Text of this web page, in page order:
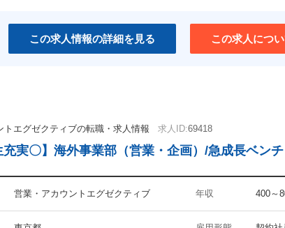
この求人情報の詳細を見る この求人につ
トエグゼクティブの転職・求人情報 求人ID:69418
充実〇】海外事業部（営業・企画）/急成長ベン
営業・アカウントエグゼクティブ 年収 400～